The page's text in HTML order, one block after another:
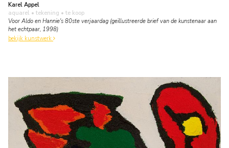
Karel Appel
aquarel • tekening • te koop
Voor Aldo en Hannie's 80ste verjaardag (geïllustreerde brief van de kunstenaar aan
het echtpaar, 1998)
bekijk kunstwerk